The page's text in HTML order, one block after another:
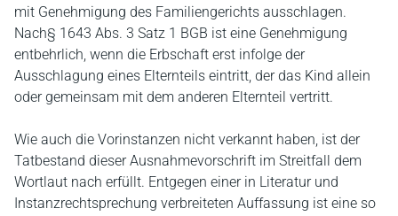
mit Genehmigung des Familiengerichts ausschlagen.
Nach§ 1643 Abs. 3 Satz 1 BGB ist eine Genehmigung
entbehrlich, wenn die Erbschaft erst infolge der
Ausschlagung eines Elternteils eintritt, der das Kind allein
oder gemeinsam mit dem anderen Elternteil vertritt.
Wie auch die Vorinstanzen nicht verkannt haben, ist der
Tatbestand dieser Ausnahmevorschrift im Streitfall dem
Wortlaut nach erfüllt. Entgegen einer in Literatur und
Instanzrechtsprechung verbreiteten Auffassung ist eine so